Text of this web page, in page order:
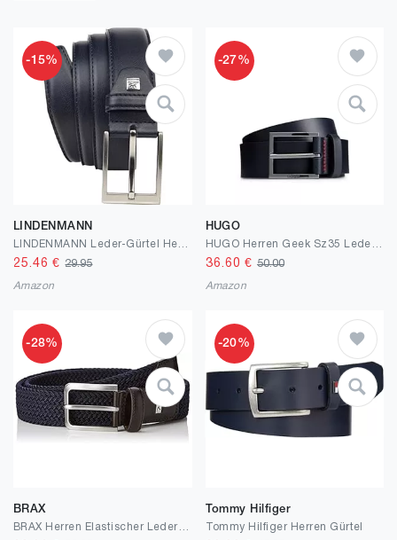
-15%
LINDENMANN
25.46 €29.95
Amazon
-27%
HUGO
36.60 € 50.00
Amazon
-28%
BRAX
BRAX Herren Elastischer Lederflechtgürtel Gürtel
-20%
Tommy Hilfiger
Tommy Hilfiger Herren Gürtel